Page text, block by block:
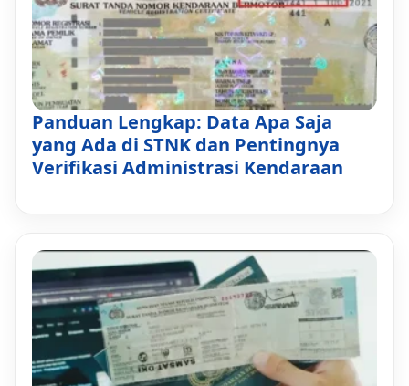
Panduan Lengkap: Data Apa Saja
yang Ada di STNK dan Pentingnya
Verifikasi Administrasi Kendaraan